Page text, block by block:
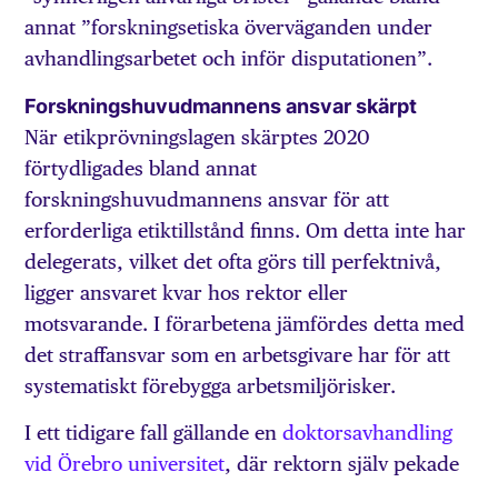
annat ”forskningsetiska överväganden under
avhandlingsarbetet och inför disputationen”.
Forskningshuvudmannens ansvar skärpt
När etikprövningslagen skärptes 2020
förtydligades bland annat
forskningshuvudmannens ansvar för att
erforderliga etiktillstånd finns. Om detta inte har
delegerats, vilket det ofta görs till perfektnivå,
ligger ansvaret kvar hos rektor eller
motsvarande. I förarbetena jämfördes detta med
det straffansvar som en arbetsgivare har för att
systematiskt förebygga arbetsmiljörisker.
I ett tidigare fall gällande endoktorsavhandling
vid Örebro universitet, där rektorn själv pekade